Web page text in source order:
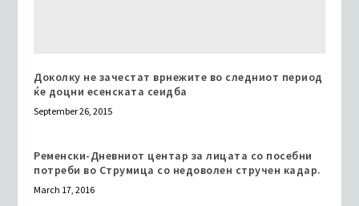
Доколку не зачестат врнежите во следниот период
ќе доцни есенската сеидба
September 26, 2015
Ременски-Дневниот центар за лицата со посебни
потреби во Струмица со недоволен стручен кадар.
March 17, 2016